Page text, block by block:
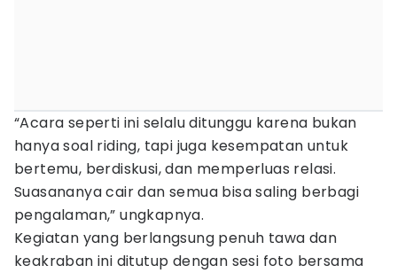
“Acara seperti ini selalu ditunggu karena bukan
hanya soal riding, tapi juga kesempatan untuk
bertemu, berdiskusi, dan memperluas relasi.
Suasananya cair dan semua bisa saling berbagi
pengalaman,” ungkapnya.
Kegiatan yang berlangsung penuh tawa dan
keakraban ini ditutup dengan sesi foto bersama